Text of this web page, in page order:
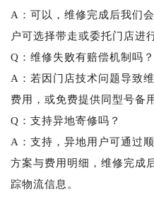
A：可以，维修完成后我们
户可选择带走或委托门店进
Q：维修失败有赔偿机制吗？
A：若因门店技术问题导致
费用，或免费提供同型号备
Q：支持异地寄修吗？
A：支持，异地用户可通过
方案与费用明细，维修完成
踪物流信息。